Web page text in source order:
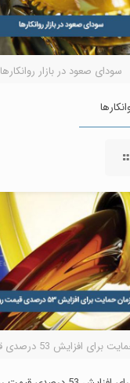
سودای صعود در بازار روانکارها
53 درصدی قیمت روغن موتور